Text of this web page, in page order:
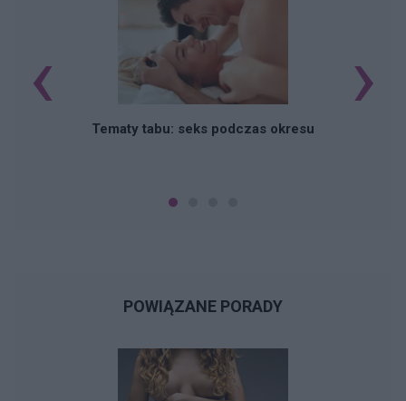
Tematy tabu: seks podczas okresu
‹ ›
POWIĄZANE PORADY